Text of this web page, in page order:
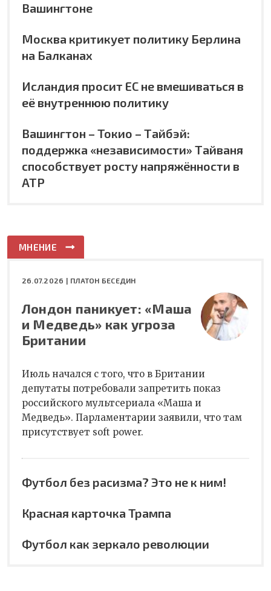
Вашингтоне
Москва критикует политику Берлина
на Балканах
Исландия просит ЕС не вмешиваться в
её внутреннюю политику
Вашингтон – Токио – Тайбэй:
поддержка «независимости» Тайваня
способствует росту напряжённости в
АТР
МНЕНИЕ
26.07.2026 | ПЛАТОН БЕСЕДИН
Лондон паникует: «Маша
и Медведь» как угроза
Британии
Июль начался с того, что в Британии
депутаты потребовали запретить показ
российского мультсериала «Маша и
Медведь». Парламентарии заявили, что там
присутствует soft power.
Футбол без расизма? Это не к ним!
Красная карточка Трампа
Футбол как зеркало революции